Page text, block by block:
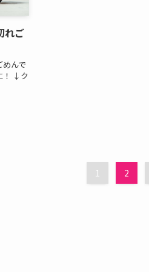
れご
んで
！ ↓ク
1 2